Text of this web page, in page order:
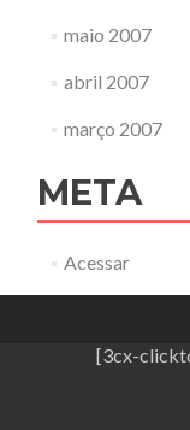
maio 2007
abril 2007
março 2007
META
Acessar
[3cx-